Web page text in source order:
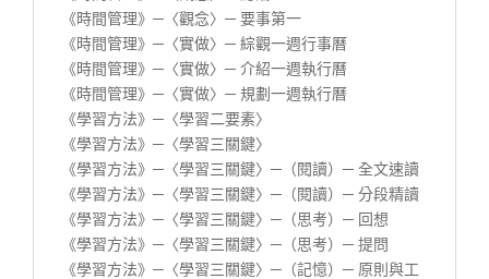
《時間管理》─〈觀念〉─ 要事第一
《時間管理》─〈實做〉─ 綜觀一週行事曆
《時間管理》─〈實做〉─ 介紹一週執行曆
《時間管理》─〈實做〉─ 規劃一週執行曆
《學習方法》─〈學習二要素〉
《學習方法》─〈學習三關鍵〉
《學習方法》─〈學習三關鍵〉─（閱讀）─ 全文速讀
《學習方法》─〈學習三關鍵〉─（閱讀）─ 分段精讀
《學習方法》─〈學習三關鍵〉─（思考）─ 回想
《學習方法》─〈學習三關鍵〉─（思考）─ 提問
《學習方法》─〈學習三關鍵〉─（記憶）─ 原則與工